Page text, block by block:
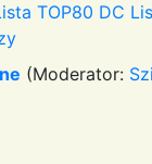
TOP80 DC
(Moderator: